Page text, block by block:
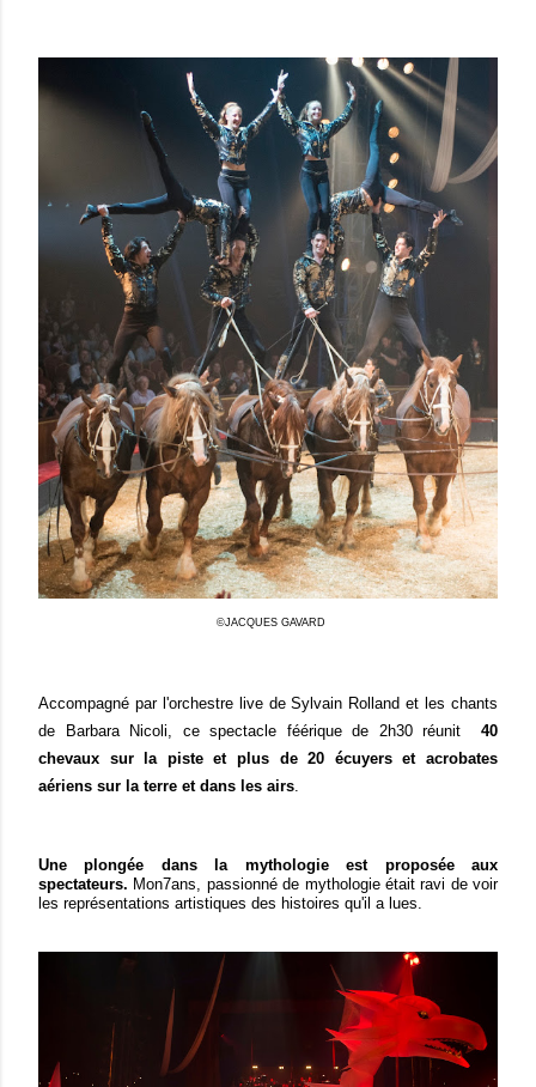
©JACQUES GAVARD
Accompagné par l'orchestre live de Sylvain Rolland et les chants
de Barbara Nicoli, ce spectacle féérique de 2h30 réunit
40
chevaux sur la piste et plus de 20 écuyers et acrobates
aériens sur la terre et dans les airs
Une plongée dans la mythologie est proposée aux
spectateurs. Mon7ans, passionné de mythologie était ravi de voir
les représentations artistiques des histoires qu'il a lues.